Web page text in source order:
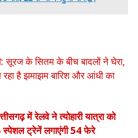
सूरज के सितम के बीच बादलों ने घेरा,
रहा है झमाझम बारिश और आंधी का
में रेलवे ने त्योहारी यात्रा को
ट्रेनें लगाएंगी 54 फेरे